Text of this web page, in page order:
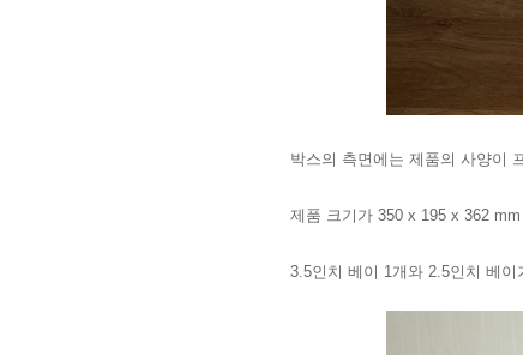
박스의 측면에는 제품의 사양이
제품 크기가 350 x 195 x 362
3.5인치 베이 1개와 2.5인치 베